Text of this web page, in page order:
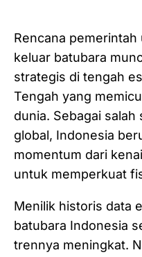
Rencana
keluar batubara
strategis di tengah
Tengah yang
dunia. Sebagai
global, Indonesia
momentum dari
untuk memperkuat
Menilik historis data
batubara Indonesia
trennya meningkat.